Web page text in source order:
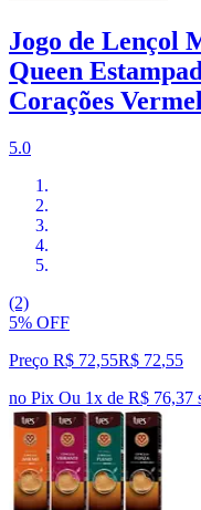
Jogo de Lençol
Queen
Corações
5.0
(2)
5% OFF
Preço R$ 72,55R$ 72,55
no Pix Ou 1x de R$ 76,37